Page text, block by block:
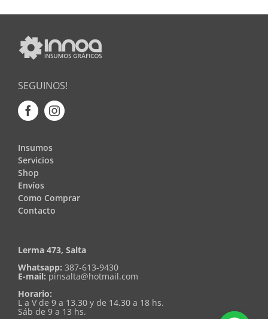
SEGUINOS!
Insumos
Servicios
Shop
Envíos
Como Comprar
Contacto
Lerma 473, Salta
Whatsapp: 387-613-9430
E-mail: pinsalta@hotmail.com
Horario:
L a V de 9 a 13.30 y de 14.30 a 18 hs.
Sáb de 9 a 13 hs.